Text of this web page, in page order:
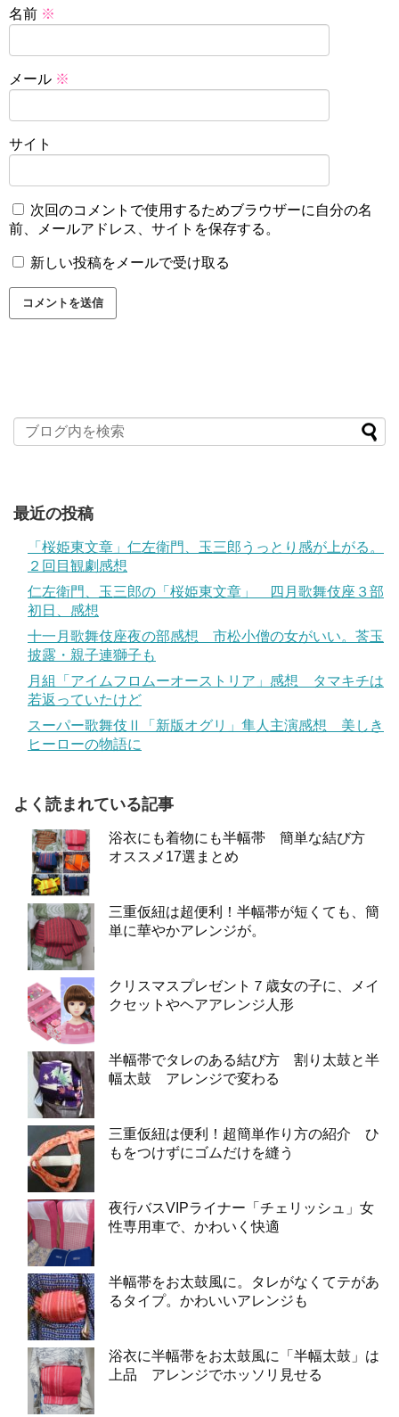
名前 ※
メール ※
サイト
次回のコメントで使用するためブラウザーに自分の名
前、メールアドレス、サイトを保存する。
新しい投稿をメールで受け取る
最近の投稿
「桜姫東文章」仁左衛門、玉三郎うっとり感が上がる。
２回目観劇感想
仁左衛門、玉三郎の「桜姫東文章」 四月歌舞伎座３部
初日、感想
十一月歌舞伎座夜の部感想 市松小僧の女がいい。莟玉
披露・親子連獅子も
月組「アイムフロムーオーストリア」感想 タマキチは
若返っていたけど
スーパー歌舞伎Ⅱ「新版オグリ」隼人主演感想 美しき
ヒーローの物語に
よく読まれている記事
浴衣にも着物にも半幅帯 簡単な結び方
オススメ17選まとめ
三重仮紐は超便利！半幅帯が短くても、簡
単に華やかアレンジが。
クリスマスプレゼント７歳女の子に、メイ
クセットやヘアアレンジ人形
半幅帯でタレのある結び方 割り太鼓と半
幅太鼓 アレンジで変わる
三重仮紐は便利！超簡単作り方の紹介 ひ
もをつけずにゴムだけを縫う
夜行バスVIPライナー「チェリッシュ」女
性専用車で、かわいく快適
半幅帯をお太鼓風に。タレがなくてテがあ
るタイプ。かわいいアレンジも
浴衣に半幅帯をお太鼓風に「半幅太鼓」は
上品 アレンジでホッソリ見せる